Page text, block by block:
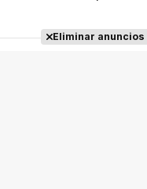
Eliminar anuncios